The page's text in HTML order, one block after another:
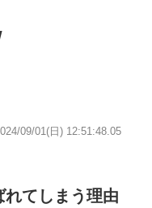
09/01(日) 12:51:48.05
てしまう理由